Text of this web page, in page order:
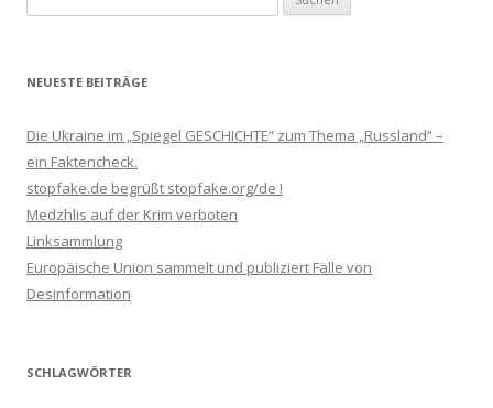
nach:
NEUESTE BEITRÄGE
Die Ukraine im „Spiegel GESCHICHTE“ zum Thema „Russland“ –
ein Faktencheck.
stopfake.de begrüßt stopfake.org/de !
Medzhlis auf der Krim verboten
Linksammlung
Europäische Union sammelt und publiziert Fälle von
Desinformation
SCHLAGWÖRTER